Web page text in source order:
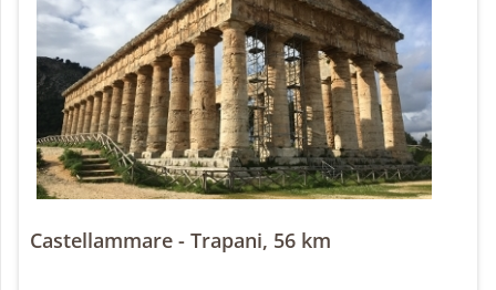
Castellammare - Trapani, 56 km